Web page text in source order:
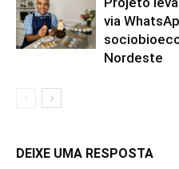
via
Nordeste
DEIXE UMA RESPOSTA